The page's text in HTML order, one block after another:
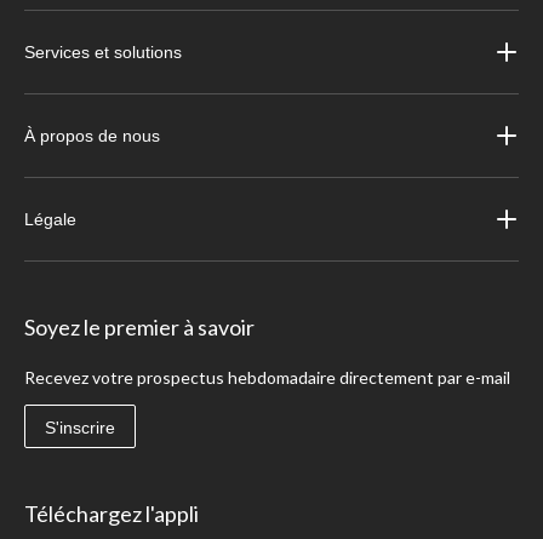
Services et solutions
À propos de nous
Légale
Soyez le premier à savoir
Recevez votre prospectus hebdomadaire directement par e-mail
S'inscrire
Téléchargez l'appli